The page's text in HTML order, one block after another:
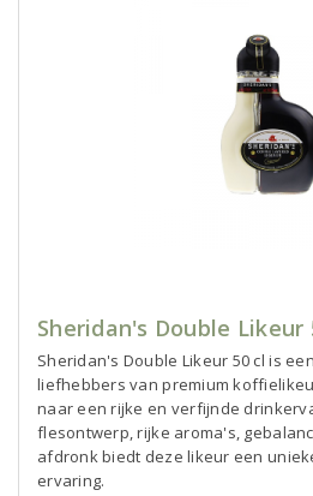
Sheridan's Double Likeur
Sheridan's Double Likeur 50 cl is
liefhebbers van premium
naar een rijke en verfijnde
flesontwerp, rijke aroma's,
afdronk biedt deze likeur een
ervaring.